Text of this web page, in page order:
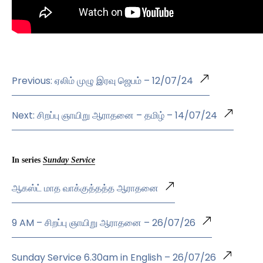
Previous: ஏலிம் முழு இரவு ஜெபம் – 12/07/24
Next: சிறப்பு ஞாயிறு ஆராதனை – தமிழ் – 14/07/24
In series Sunday Service
ஆகஸ்ட் மாத வாக்குத்தத்த ஆராதனை
9 AM – சிறப்பு ஞாயிறு ஆராதனை – 26/07/26
Sunday Service 6.30am in English – 26/07/26